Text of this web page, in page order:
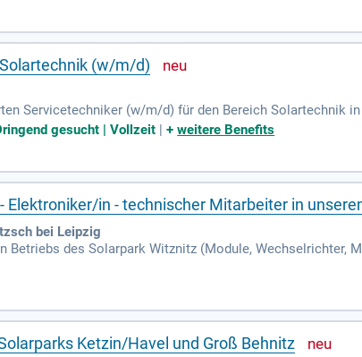
mit fairer Vergütung und flexiblen
und Zertifizierungen in Ihrem Fachbereich, um Ihre
(w/m/d)
Servicetechniker (w/m/d) für den Bereich Solartechnik
Bewirb dich noch heute und starte deine Karriere als
pro Jahr. Dein Fokus liegt auf der Wartung und
Für weitere Informationen kontaktiere Juliane
Energie!
gesucht | Vollzeit |+weitere Benefits
Elektroniker/in - technischer Mitarbeiter in
bei Leipzig
Betriebs des Solarpark Witznitz (Module, Wechselrichter,
Team bei der Wartung und Instandhaltung der
Ketzin/Havel und Groß Behnitz